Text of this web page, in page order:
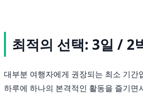
최적의 선택: 3일 / 2
대부분 여행자에게 권장되는 최소 기간
하루에 하나의 본격적인 활동을 즐기면